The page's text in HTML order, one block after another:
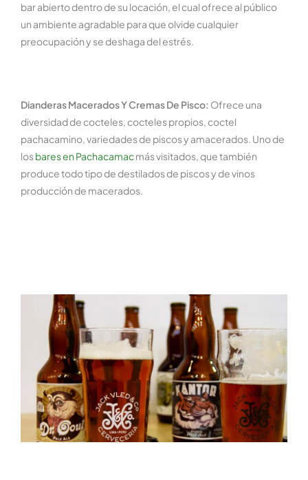
bar abierto dentro de su locación, el cual ofrece al público
un ambiente agradable para que olvide cualquier
preocupación y se deshaga del estrés.
Dianderas Macerados Y Cremas De Pisco: Ofrece una
diversidad de cocteles, cocteles propios, coctel
pachacamino, variedades de piscos y amacerados. Uno de
losbares en Pachacamacmás visitados, que también
produce todo tipo de destilados de piscos y de vinos
producción de macerados.